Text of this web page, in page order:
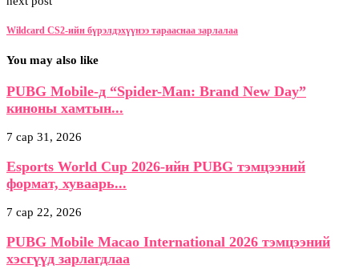
Wildcard CS2-ийн бүрэлдэхүүнээ тарааснаа зарлалаа
You may also like
PUBG Mobile-д “Spider-Man: Brand New Day”
киноны хамтын...
7 сар 31, 2026
Esports World Cup 2026-ийн PUBG тэмцээний
формат, хуваарь...
7 сар 22, 2026
PUBG Mobile Macao International 2026 тэмцээний
хэсгүүд зарлагдлаа